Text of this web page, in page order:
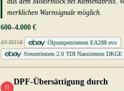
merklichen Warnsignale möglich.
600–4.000 €
ANZEIGE
Ölpumpenriemen EA288 evo
Steuerriemen 2.0 TDI Nassriemen DKGE
!!
DPF-Übersättigung durch